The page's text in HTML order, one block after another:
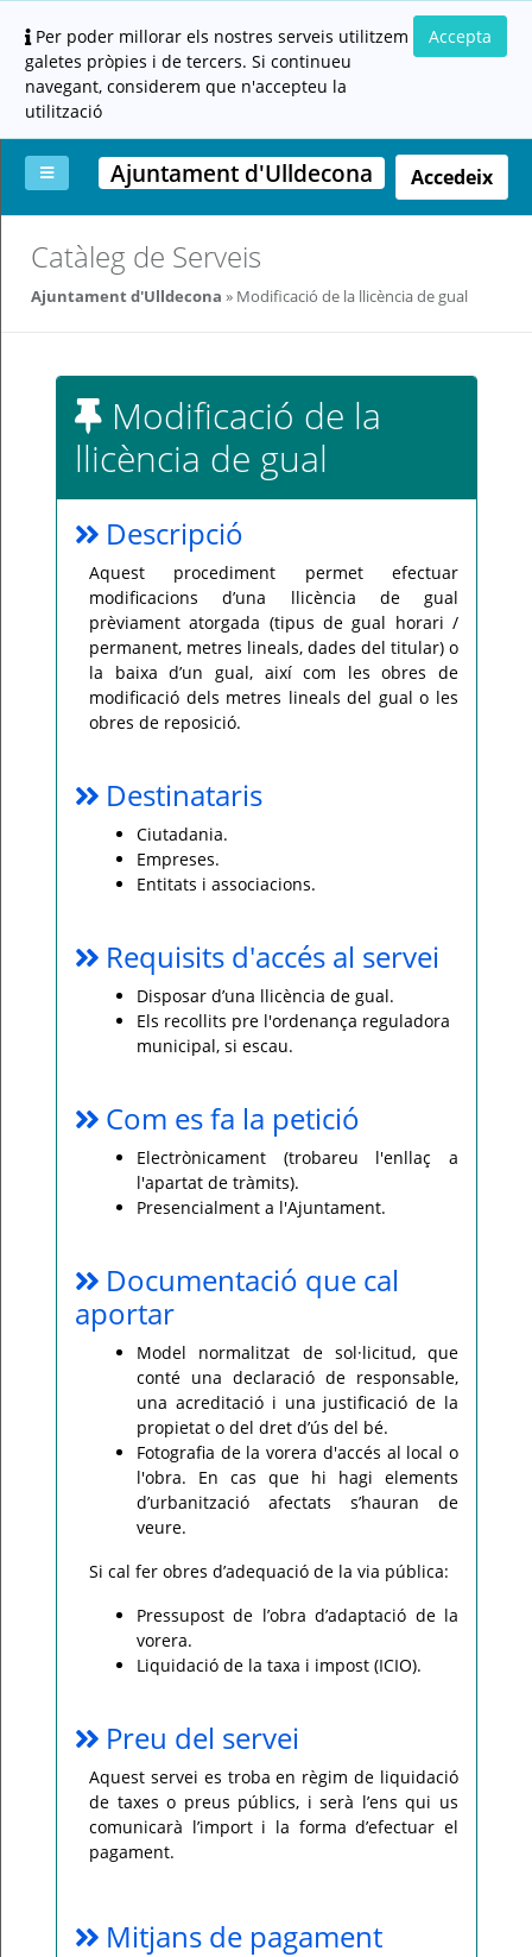
Per poder millorar els nostres serveis utilitzem
galetes pròpies i de tercers. Si continueu
navegant, considerem que n'accepteu la
utilització
Accepta
meva
documentació
ciutadana
administracions)
ajuntament.
Ajuntament d'Ulldecona Accedeix
Catàleg de Serveis
Ajuntament d'Ulldecona Modificació de la llicència de gual
Modificació de la
llicència de gual
Descripció
Aquest procediment permet efectuar
modificacions d’una llicència de gual
prèviament atorgada (tipus de gual horari /
permanent, metres lineals, dades del titular) o
la baixa d’un gual, així com les obres de
modificació dels metres lineals del gual o les
obres de reposició.
Destinataris
Ciutadania.
Empreses.
Entitats i associacions.
Requisits d'accés al servei
Disposar d’una llicència de gual.
Els recollits pre l'ordenança reguladora
municipal, si escau.
Com es fa la petició
Electrònicament (trobareu l'enllaç a
l'apartat de tràmits).
Presencialment a l'Ajuntament.
Documentació que cal
aportar
Model normalitzat de sol·licitud, que
conté una declaració de responsable,
una acreditació i una justificació de la
propietat o del dret d’ús del bé.
Fotografia de la vorera d'accés al local o
l'obra. En cas que hi hagi elements
d’urbanització afectats s’hauran de
veure.
Si cal fer obres d’adequació de la via pública:
Pressupost de l’obra d’adaptació de la
vorera.
Liquidació de la taxa i impost (ICIO).
Preu del servei
Aquest servei es troba en règim de liquidació
de taxes o preus públics, i serà l’ens qui us
comunicarà l’import i la forma d’efectuar el
pagament.
Mitjans de pagament